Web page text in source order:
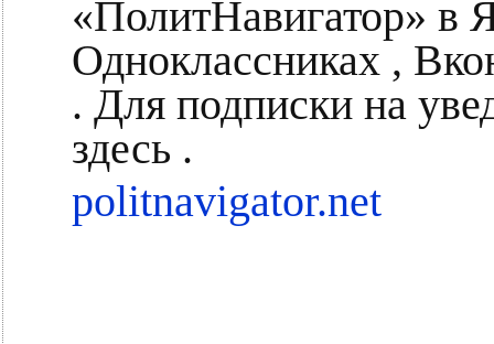
«ПолитНавигатор» в
Одноклассниках ,
. Для подписки на
здесь .
politnavigator.net